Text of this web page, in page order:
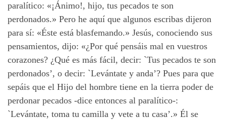
paralítico: «¡Ánimo!, hijo, tus pecados te son
perdonados.» Pero he aquí que algunos escribas dijeron
para sí: «Éste está blasfemando.» Jesús, conociendo sus
pensamientos, dijo: «¿Por qué pensáis mal en vuestros
corazones? ¿Qué es más fácil, decir: `Tus pecados te son
perdonados’, o decir: `Levántate y anda’? Pues para que
sepáis que el Hijo del hombre tiene en la tierra poder de
perdonar pecados -dice entonces al paralítico-:
`Levántate, toma tu camilla y vete a tu casa’.» Él se